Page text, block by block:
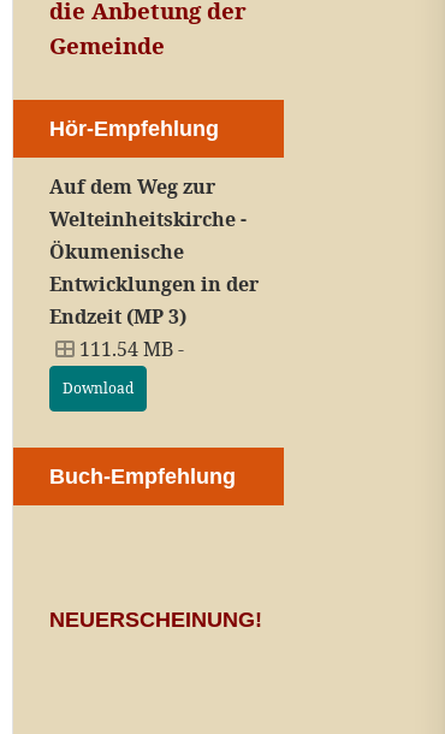
die Anbetung der
Gemeinde
Hör-Empfehlung
Auf dem Weg zur
Welteinheitskirche -
Ökumenische
Entwicklungen in der
Endzeit (MP 3)
111.54 MB -
Download
Buch-Empfehlung
NEUERSCHEINUNG!